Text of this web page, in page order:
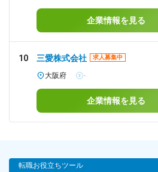
企業情報を見る
10 三愛株式会社 求人募集中
大阪府 -
企業情報を見る
転職お役立ちツール